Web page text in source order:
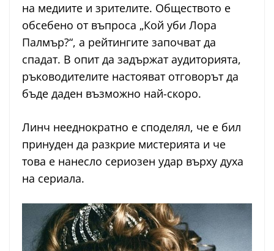
на медиите и зрителите. Обществото е
обсебено от въпроса „Кой уби Лора
Палмър?“, а рейтингите започват да
спадат. В опит да задържат аудиторията,
ръководителите настояват отговорът да
бъде даден възможно най-скоро.
Линч нееднократно е споделял, че е бил
принуден да разкрие мистерията и че
това е нанесло сериозен удар върху духа
на сериала.